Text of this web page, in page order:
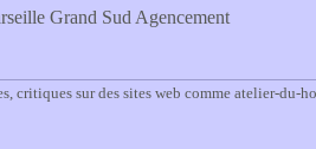
Grand Sud Agencement
critiques sur des sites web comme atelier-du-